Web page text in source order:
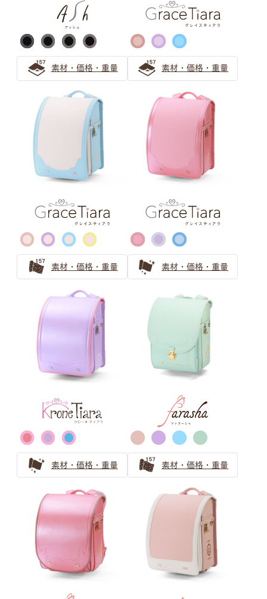
選び方
【水色ランドセル】萬勇鞄の誇る唯一無二の青系製品ライ
ンナップを一覧紹介！
水色のランドセルの選び方！人気上昇中のカラーを紹介
水色のランドセルは可愛らしい女の子に人気！
ブルー・ネイビー ランドセルの
選び方
知性的な品のある、青色・ネイビー系の人気ランドセルを
ご紹介
クールビューティーなネイビーのランドセル
ブラック ランドセルの選び方
王道でも個性のある黒色（ブラック）人気ランドセル
男の子ランドセルの王道ブラック（黒色）
黒色（ブラック）ランドセルの安心ガイド 機能とアフタ
ーフォローをやさしくご紹介
ゴールド・シルバー ランドセル
の選び方
戦隊ヒーローに憧れる男の子にはゴールド・シルバーのラ
ンドセル！目立ち過ぎないランドセル探しとは
ゴールドのランドセルは少し珍しいけれど近年人気急上
金色のランドセルはリーダータイプの男の子に人気上昇
素材・価格・重量 素材・価格・重量
素材・価格・重量 素材・価格・重量
素材・価格・重量 素材・価格・重量